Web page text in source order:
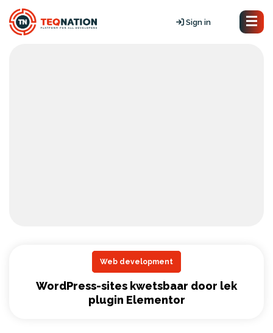
Sign in
Web development
WordPress-sites kwetsbaar door lek
plugin Elementor